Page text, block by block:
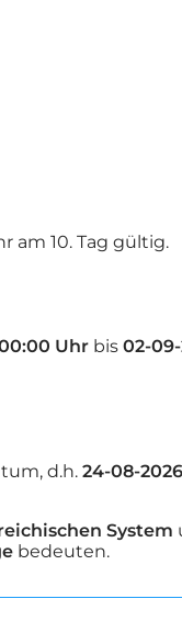
am 10. Tag gültig.
Uhr bis 02-
d.h. 24-08-2026
System
bedeuten.